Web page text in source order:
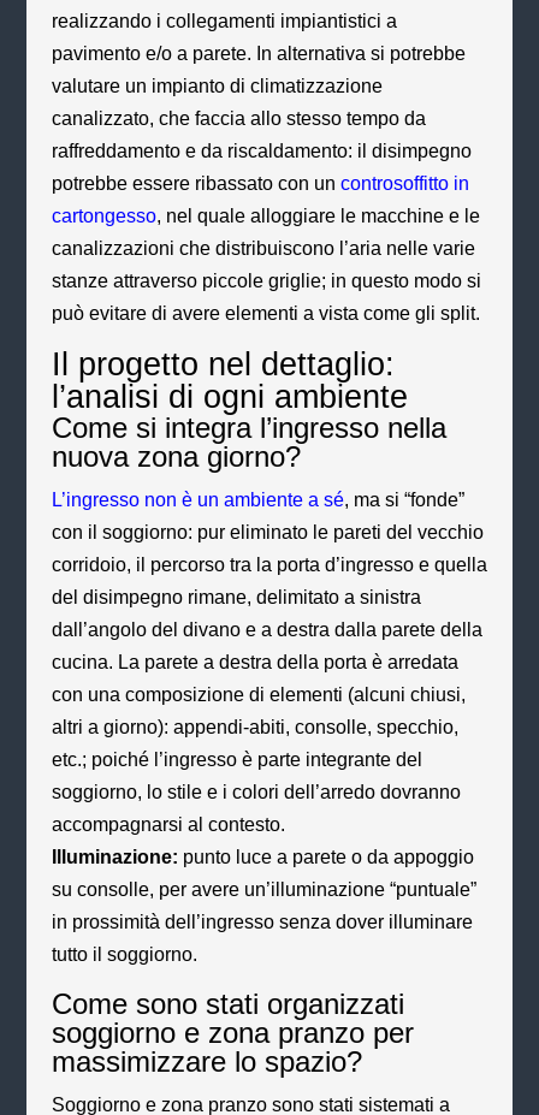
realizzando i collegamenti impiantistici a
pavimento e/o a parete. In alternativa si potrebbe
valutare un impianto di climatizzazione
canalizzato, che faccia allo stesso tempo da
raffreddamento e da riscaldamento: il disimpegno
potrebbe essere ribassato con un controsoffitto in
cartongesso, nel quale alloggiare le macchine e le
canalizzazioni che distribuiscono l’aria nelle varie
stanze attraverso piccole griglie; in questo modo si
può evitare di avere elementi a vista come gli split.
Il progetto nel dettaglio:
l’analisi di ogni ambiente
Come si integra l’ingresso nella
nuova zona giorno?
L’ingresso non è un ambiente a sé, ma si “fonde”
con il soggiorno: pur eliminato le pareti del vecchio
corridoio, il percorso tra la porta d’ingresso e quella
del disimpegno rimane, delimitato a sinistra
dall’angolo del divano e a destra dalla parete della
cucina. La parete a destra della porta è arredata
con una composizione di elementi (alcuni chiusi,
altri a giorno): appendi-abiti, consolle, specchio,
etc.; poiché l’ingresso è parte integrante del
soggiorno, lo stile e i colori dell’arredo dovranno
accompagnarsi al contesto.
Illuminazione: punto luce a parete o da appoggio
su consolle, per avere un’illuminazione “puntuale”
in prossimità dell’ingresso senza dover illuminare
tutto il soggiorno.
Come sono stati organizzati
soggiorno e zona pranzo per
massimizzare lo spazio?
Soggiorno e zona pranzo sono stati sistemati a